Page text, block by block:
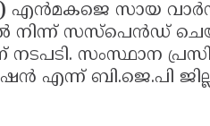
എൻമകജെ സായ വാർഡ്
നിന്ന് സസ്പെൻഡ്
സംസ്ഥാന
ബി.ജെ.പി